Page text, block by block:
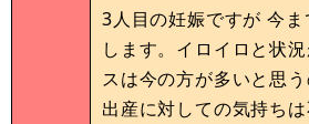
3人目の妊娠ですが 今
します。イロイロと状
スは今の方が多いと思
出産に対しての気持ち